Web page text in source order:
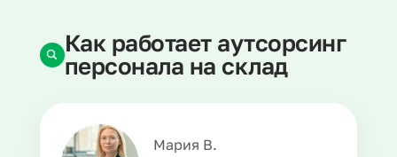
Мария В.
Как работает аутсорсинг
персонала на склад